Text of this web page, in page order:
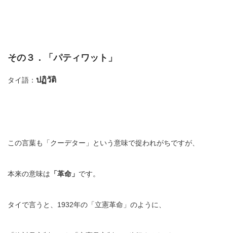
その３．「パティワット」
タイ語： ปฏิวัติ
この言葉も「クーデター」という意味で捉われがちですが、
本来の意味は 「革命」 です。
タイで言うと、1932年の「立憲革命」のように、